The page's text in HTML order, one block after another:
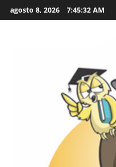
to
agosto 8, 2026 7:45:33 AM